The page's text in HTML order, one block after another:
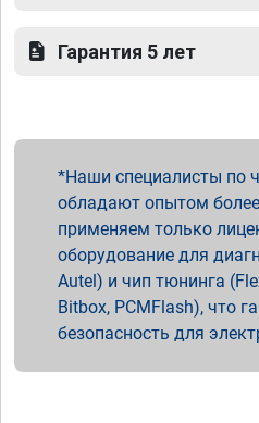
Гарантия 5 лет
Наши специалисты по
обладают опытом
применяем только
оборудование для
Autel) и чип тюнинга
Bitbox, PCMFlash), что
безопасность для